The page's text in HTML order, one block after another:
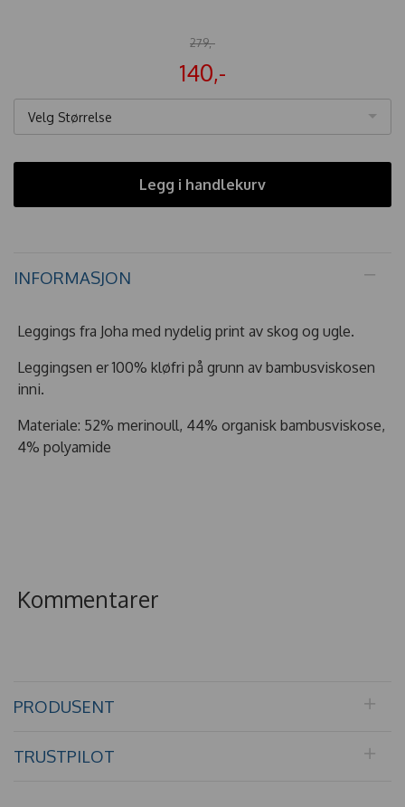
279,-
140,-
Velg Størrelse
Legg i handlekurv
INFORMASJON
Leggings fra Joha med nydelig print av skog og ugle.
Leggingsen er 100% kløfri på grunn av bambusviskosen
inni.
Materiale: 52% merinoull, 44% organisk bambusviskose,
4% polyamide
Kommentarer
PRODUSENT
TRUSTPILOT